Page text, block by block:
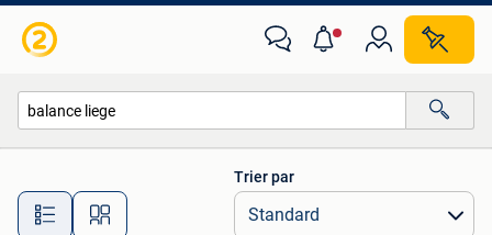
Toutes les distances…
Trier par